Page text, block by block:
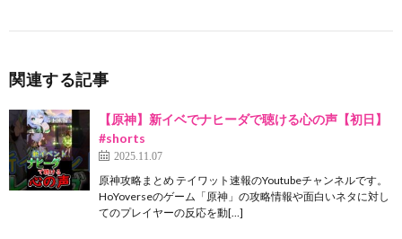
関連する記事
【原神】新イベでナヒーダで聴ける心の声【初日】
#shorts
2025.11.07
原神攻略まとめ テイワット速報のYoutubeチャンネルです。
HoYoverseのゲーム「原神」の攻略情報や面白いネタに対し
てのプレイヤーの反応を動[…]